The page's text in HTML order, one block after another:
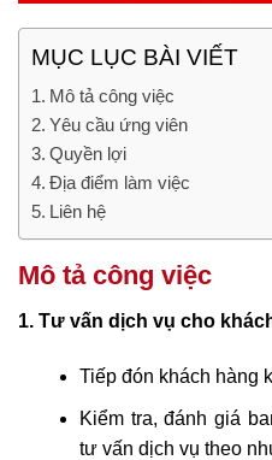
MỤC LỤC BÀI VIẾT
Mô tả công việc
Yêu cầu ứng viên
Quyền lợi
Địa điểm làm việc
Liên hệ
Mô tả công việc
1. Tư vấn dịch vụ cho
Tiếp đón khách hàng
Kiểm tra, đánh giá
tư vấn dịch vụ theo